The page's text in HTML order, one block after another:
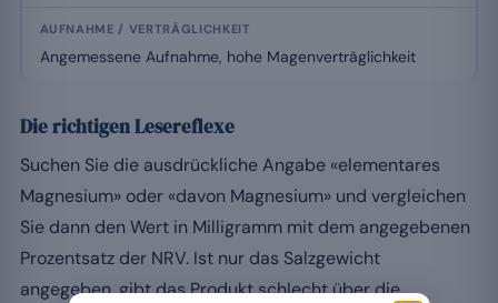
Angemessene Aufnahme, hohe Magenverträglichkeit
Die richtigen Lesereflexe
Suchen Sie die ausdrückliche Angabe «elementares
Magnesium» oder «davon Magnesium» und vergleichen
Sie dann den Wert in Milligramm mit dem angegebenen
Prozentsatz der NRV. Ist nur das Salzgewicht
angegeben, gibt das Produkt schlecht über die